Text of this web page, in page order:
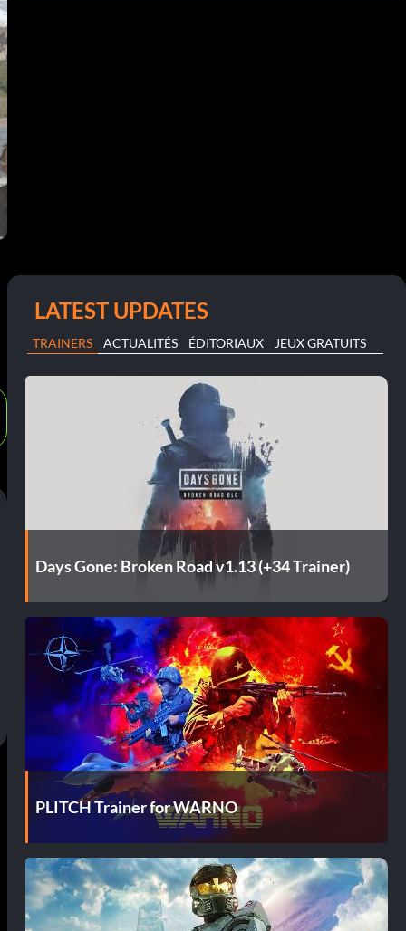
LATEST UPDATES
TRAINERS ACTUALITÉS ÉDITORIAUX JEUX GRATUITS
Days Gone: Broken Road v1.13 (+34 Trainer)
PLITCH Trainer for WARNO